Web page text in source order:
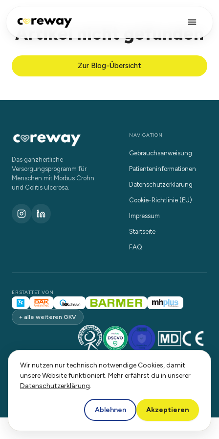
Wir nutzen nur technisch notwendige Cookies, damit
unsere Website funktioniert. Mehr erfährst du in unserer
Datenschutzerklärung.
Ablehnen Akzeptieren
Artikel nicht gefunden
Zur Blog-Übersicht
Das ganzheitliche
Versorgungsprogramm für
Menschen mit Morbus Crohn
und Colitis ulcerosa.
NAVIGATION
Gebrauchsanweisung
Patienteninformationen
Datenschutzerklärung
Cookie-Richtlinie (EU)
Impressum
Startseite
FAQ
ERSTATTET VON
+ alle weiteren GKV
© 2026 coreway UG (haftungsbeschränkt). Alle Rechte vorbehalten.